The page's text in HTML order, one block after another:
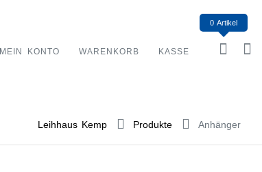
MEIN KONTO WARENKORB KASSE
0 Artikel
Leihhaus Kemp Produkte Anhänger